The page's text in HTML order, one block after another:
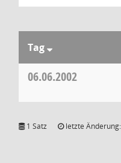
Tag
06.06.2002
1 Satz letzte